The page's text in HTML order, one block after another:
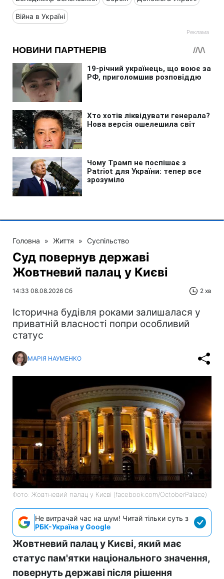
Війна в Україні
Головна » Життя » Суспільство
Суд повернув державі
Жовтневий палац у Києві
14:33 08.08.2026 Сб 2 хв
Історична будівля роками залишалася у
приватній власності попри особливий
статус
МАРІЯ НАУМЕНКО
Фото: Жовтневий палац у Києві (facebook.com/OctoberPalace)
Не витрачай час на шум! Читай тільки суть з
РБК-Україна у Google
Жовтневий палац у Києві, який має
статус пам'ятки національного значення,
повернуть державі після рішення